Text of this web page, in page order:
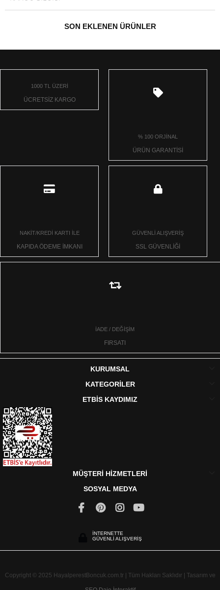
SON EKLENEN ÜRÜNLER
1000 TL ÜZERİ
ÜCRETSİZ KARGO
% 100 ORJİNAL
ÜRÜN GARANTİSİ
NAKİT/KREDİ KARTI İLE
KAPIDA ÖDEME İMKANI
GÜVENLİ ALIŞVERİŞ
SSL GÜVENLİĞİ
İADE / DEĞİŞİM
FIRSATI
KURUMSAL
KATEGORİLER
ETBİS KAYDIMIZ
MÜŞTERİ HİZMETLERİ
SOSYAL MEDYA
İNTERNETTE
GÜVENLİ ALIŞVERİŞ
Copyright © 2025 HayalperestBoncuk.com.tr | Tüm Hakları Saklıdır | Tasarım ve